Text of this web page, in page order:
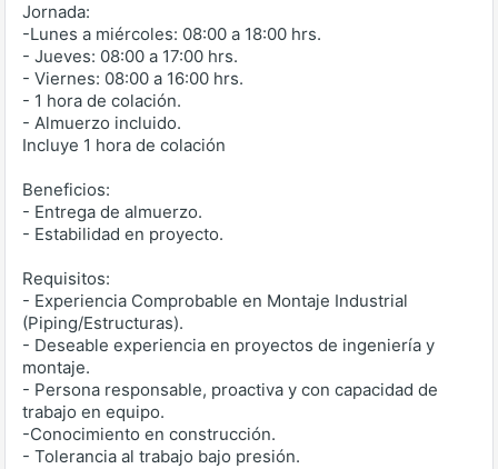
Jornada:
-Lunes a miércoles: 08:00 a 18:00 hrs.
- Jueves: 08:00 a 17:00 hrs.
- Viernes: 08:00 a 16:00 hrs.
- 1 hora de colación.
- Almuerzo incluido.
Incluye 1 hora de colación
Beneficios:
- Entrega de almuerzo.
- Estabilidad en proyecto.
Requisitos:
- Experiencia Comprobable en Montaje Industrial
(Piping/Estructuras).
- Deseable experiencia en proyectos de ingeniería y
montaje.
- Persona responsable, proactiva y con capacidad de
trabajo en equipo.
-Conocimiento en construcción.
- Tolerancia al trabajo bajo presión.